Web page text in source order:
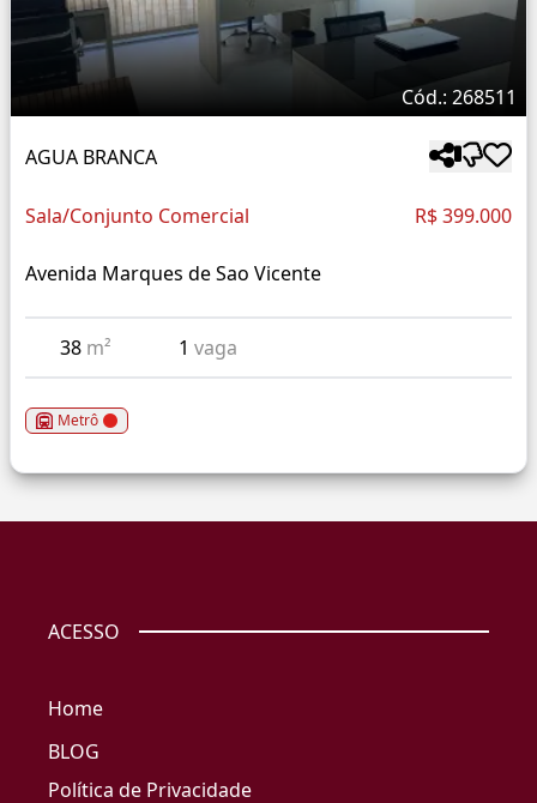
Cód.: 268511
AGUA BRANCA
Sala/Conjunto Comercial R$ 399.000
Avenida Marques de Sao Vicente
38 m² 1 vaga
Metrô
ACESSO
Home
BLOG
Política de Privacidade